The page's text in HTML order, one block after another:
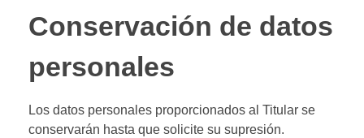
Conservación de datos
personales
Los datos personales proporcionados al Titular se
conservarán hasta que solicite su supresión.